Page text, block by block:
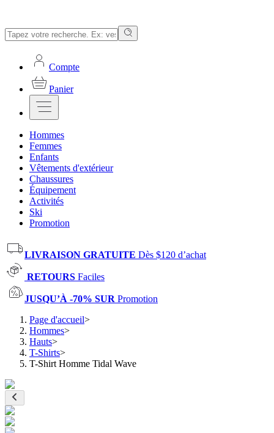
Compte
Panier
Hommes
Femmes
Enfants
Vêtements d'extérieur
Chaussures
Équipement
Activités
Ski
Promotion
LIVRAISON GRATUITE Dès $120 d’achat
RETOURS Faciles
JUSQU’À -70% SUR Promotion
Page d'accueil>
Hommes>
Hauts>
T-Shirts>
T-Shirt Homme Tidal Wave